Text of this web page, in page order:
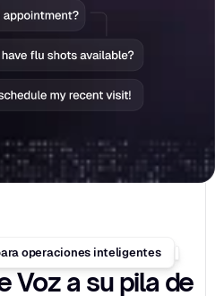
operaciones inteligentes
Voz a su pila de